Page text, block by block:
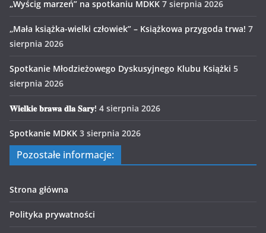
„Wyścig marzeń” na spotkaniu MDKK 7 sierpnia 2026
„Mała książka-wielki człowiek” – Książkowa przygoda trwa! 7
sierpnia 2026
Spotkanie Młodzieżowego Dyskusyjnego Klubu Książki 5
sierpnia 2026
𝐖𝐢𝐞𝐥𝐤𝐢𝐞 𝐛𝐫𝐚𝐰𝐚 𝐝𝐥𝐚 𝐒𝐚𝐫𝐲! 4 sierpnia 2026
Spotkanie MDKK 3 sierpnia 2026
Pozostałe informacje:
Strona główna
Polityka prywatności